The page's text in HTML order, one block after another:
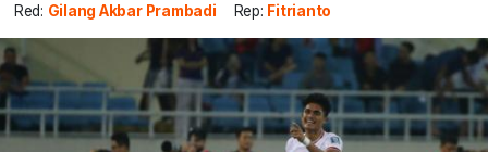
Red: Gilang Akbar Prambadi Rep: Fitrianto